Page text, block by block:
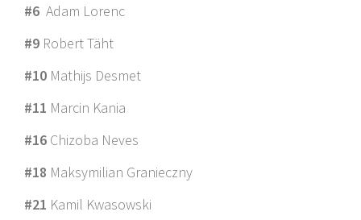
#6 Adam Lorenc
#9 Robert Täht
#10 Mathijs Desmet
#11 Marcin Kania
#16 Chizoba Neves
#18 Maksymilian Granieczny
#21 Kamil Kwasowski